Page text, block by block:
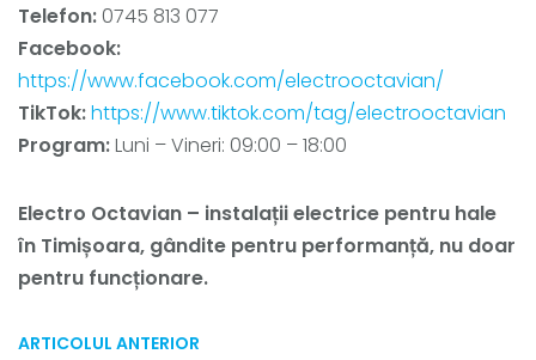
Telefon: 0745 813 077
Facebook:
https://www.facebook.com/electrooctavian/
TikTok:https://www.tiktok.com/tag/electrooctavian
Program:Luni – Vineri: 09:00 – 18:00
Electro Octavian – instalații electrice pentru hale
în Timișoara, gândite pentru performanță, nu doar
pentru funcționare.
ARTICOLUL ANTERIOR